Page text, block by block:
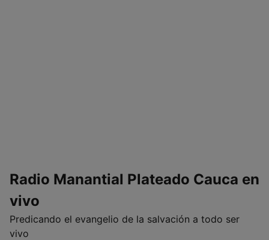
Radio Manantial Plateado Cauca en
vivo
Predicando el evangelio de la salvación a todo ser
vivo